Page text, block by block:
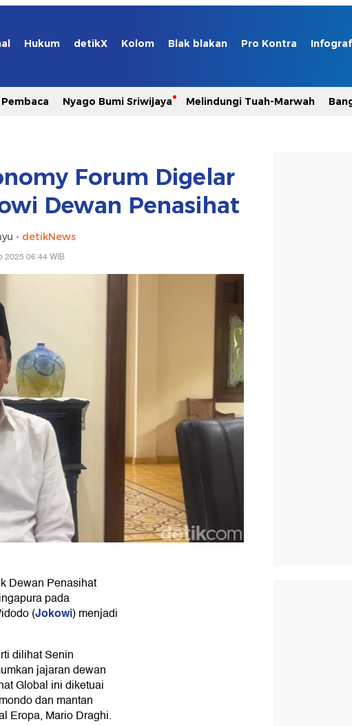
Hukum detikX Kolom Blak blakan Pro Kontra
Nyago Bumi Sriwijaya Melindungi Tuah-Marwah
Forum Digelar
Dewan Penasihat
- detikNews
2025 06:44 WIB
Dewan Penasihat
pada
(Jokowi) menjadi
dilihat Senin
jajaran dewan
Global ini diketuai
dan mantan
Eropa, Mario Draghi.